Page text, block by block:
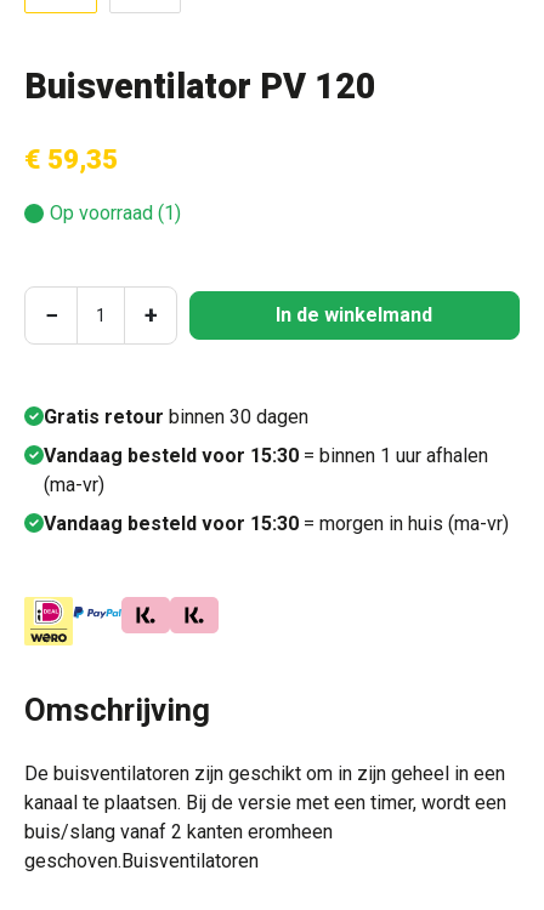
Buisventilator PV 120
€ 59,35
Op voorraad (1)
Producthoeveelheid: Voer de gewenste
− + In de winkelmand
Gratis retour binnen 30 dagen
Vandaag besteld voor 15:30 = binnen 1 uur afhalen
(ma-vr)
Vandaag besteld voor 15:30 = morgen in huis (ma-vr)
Omschrijving
De buisventilatoren zijn geschikt om in zijn geheel in een
kanaal te plaatsen. Bij de versie met een timer, wordt een
buis/slang vanaf 2 kanten eromheen
geschoven.Buisventilatoren